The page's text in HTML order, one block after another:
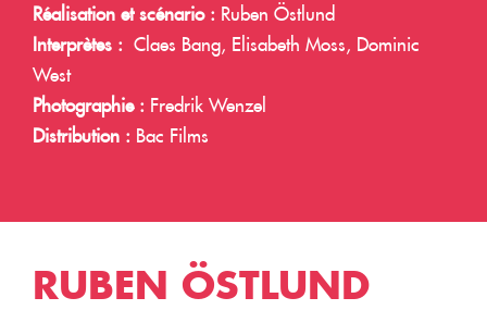
Réalisation et scénario : Ruben Östlund
Interprètes : Claes Bang, Elisabeth Moss, Dominic
West
Photographie : Fredrik Wenzel
Distribution : Bac Films
RUBEN ÖSTLUND